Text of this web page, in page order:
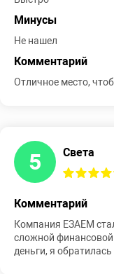
Минусы
Не нашел
Комментарий
Отличное место,
5 Света
Комментарий
Компания ЕЗАЕМ
сложной финансовой
деньги, я